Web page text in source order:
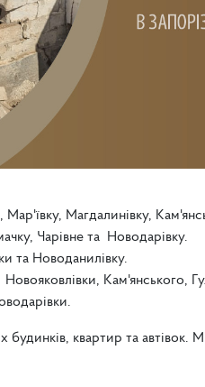
Мар'ївку, Магдалинівку,
Чарівне та Новодарівку.
та Новоданилівку.
Новояковлівки, Кам'янського,
квартир та автівок.